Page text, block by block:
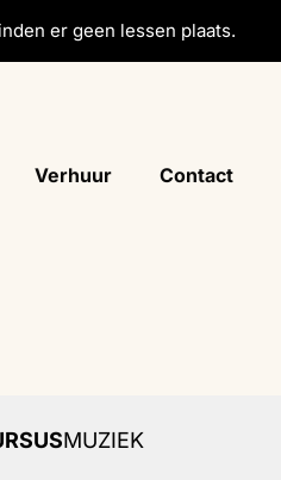
er geen lessen plaats.
Verhuur Contact
MUZIEK